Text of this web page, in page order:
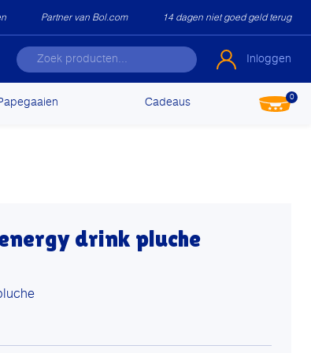
Partner van Bol.com 14 dagen niet goed geld terug
Inloggen
Cadeaus 0
drink pluche